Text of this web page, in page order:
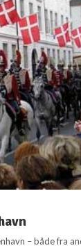
– både fra